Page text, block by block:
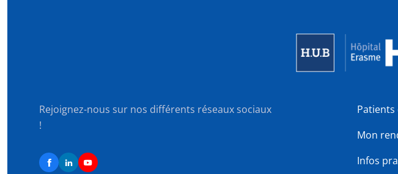
Rejoignez-nous sur nos différents réseaux sociaux
!
Mon
Infos